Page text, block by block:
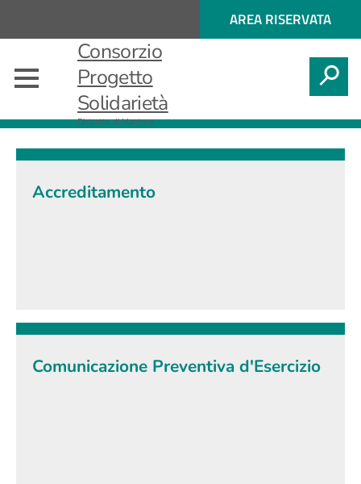
ACCESSO
AREA RISERVATA
Consorzio
Progetto
Solidarietà
Distretto di Mantova
Attività dell'Ambito
Accreditamento
Comunicazione Preventiva d'Esercizio